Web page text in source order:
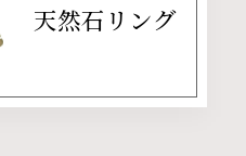
天然石リング